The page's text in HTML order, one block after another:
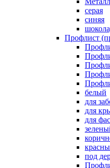
серая
синяя
Профлист
белый
для
для
для
под